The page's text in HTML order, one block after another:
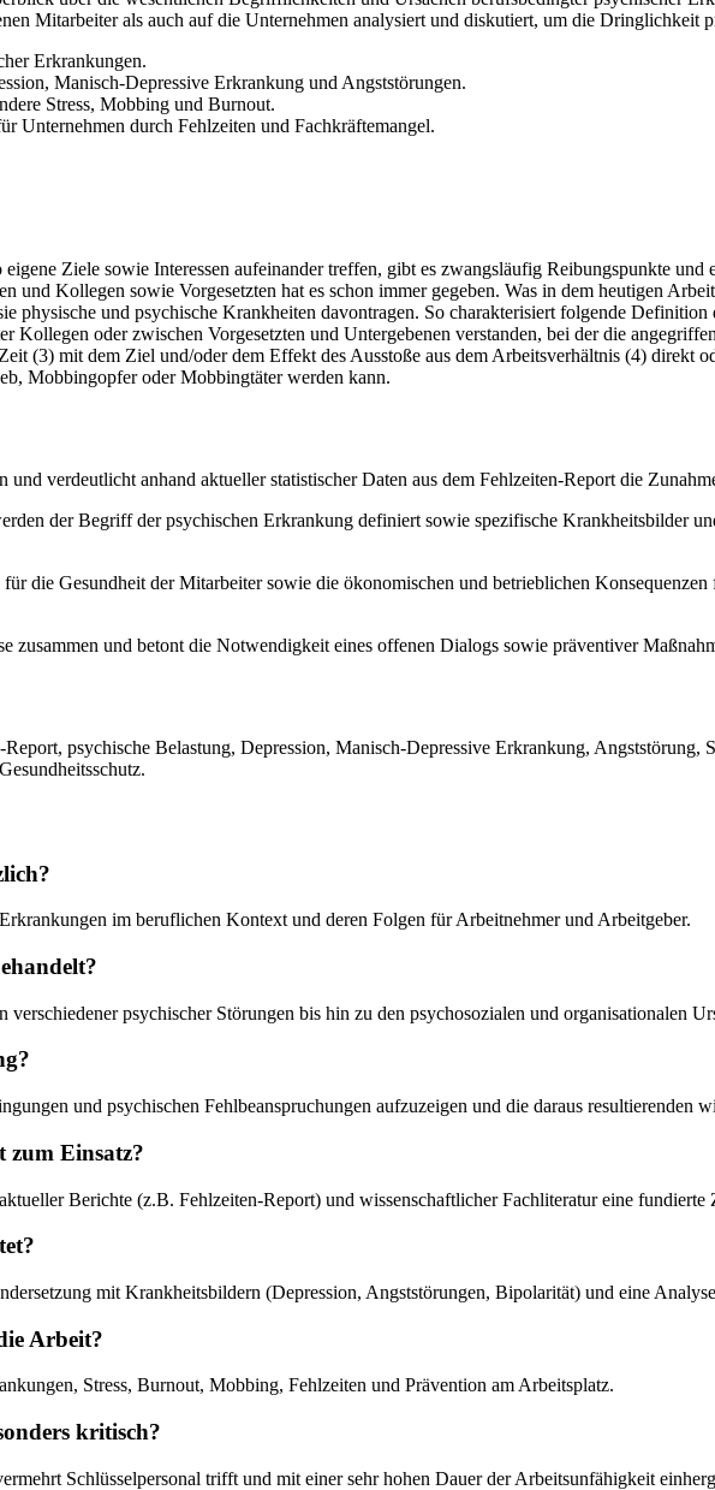
Mitarbeiter als auch auf die Unternehmen analysiert und diskutiert, um die Dringlichkeit
Erkrankungen.
Manisch-Depressive Erkrankung und Angststörungen.
Stress, Mobbing und Burnout.
Unternehmen durch Fehlzeiten und Fachkräftemangel.
Ziele sowie Interessen aufeinander treffen, gibt es zwangsläufig Reibungspunkte und
und Kollegen sowie Vorgesetzten hat es schon immer gegeben. Was in dem heutigen
physische und psychische Krankheiten davontragen. So charakterisiert folgende
oder zwischen Vorgesetzten und Untergebenen verstanden, bei der die
(3) mit dem Ziel und/oder dem Effekt des Ausstoße aus dem Arbeitsverhältnis (4)
Mobbingopfer oder Mobbingtäter werden kann.
verdeutlicht anhand aktueller statistischer Daten aus dem Fehlzeiten-Report die
der Begriff der psychischen Erkrankung definiert sowie spezifische Krankheitsbilder
die Gesundheit der Mitarbeiter sowie die ökonomischen und betrieblichen
zusammen und betont die Notwendigkeit eines offenen Dialogs sowie präventiver
psychische Belastung, Depression, Manisch-Depressive Erkrankung, Angststörung,
im beruflichen Kontext und deren Folgen für Arbeitnehmer und Arbeitgeber.
psychischer Störungen bis hin zu den psychosozialen und organisationalen
und psychischen Fehlbeanspruchungen aufzuzeigen und die daraus resultierenden
zum Einsatz?
Berichte (z.B. Fehlzeiten-Report) und wissenschaftlicher Fachliteratur eine
mit Krankheitsbildern (Depression, Angststörungen, Bipolarität) und eine
Arbeit?
Stress, Burnout, Mobbing, Fehlzeiten und Prävention am Arbeitsplatz.
kritisch?
Schlüsselpersonal trifft und mit einer sehr hohen Dauer der Arbeitsunfähigkeit